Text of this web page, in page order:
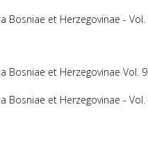
Bosniae et Herzegovinae - Vol.
Bosniae et Herzegovinae Vol.
Bosniae et Herzegovinae - Vol.